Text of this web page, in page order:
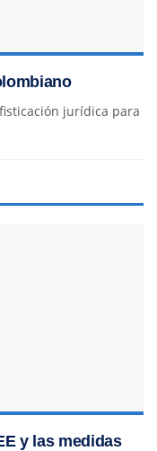
jurídica para
y las medidas